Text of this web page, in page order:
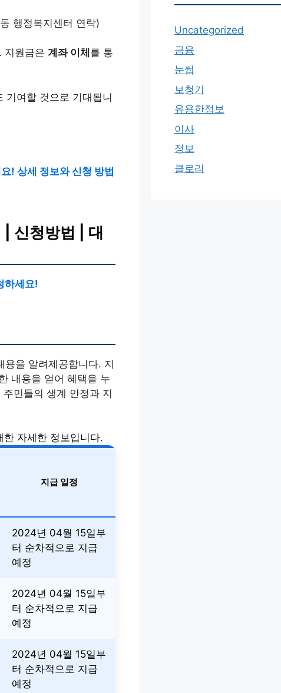
행정복지센터 연락)
지원금은 계좌 이체 를 통
기여할 것으로 기대됩니
! 상세 정보와 신청 방법
| 신청방법 | 대
하세요!
용을 알려제공합니다. 지
내용을 얻어 혜택을 누
민들의 생계 안정과 지
자세한 정보입니다.
지급 일정
2024년 04월 15일부
터 순차적으로 지급
예정
2024년 04월 15일부
터 순차적으로 지급
예정
2024년 04월 15일부
터 순차적으로 지급
예정
Uncategorized
금융
눈썹
보청기
유용한정보
이사
정보
클로리